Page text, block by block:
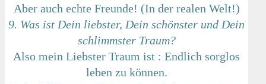
Aber auch echte Freunde! (In der realen Welt!)
9. Was ist Dein liebster, Dein schönster und Dein
schlimmster Traum?
Also mein Liebster Traum ist : Endlich sorglos
leben zu können.